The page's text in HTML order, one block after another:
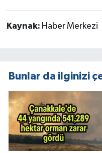
Kaynak: Haber Merkezi
Bunlar da ilginizi